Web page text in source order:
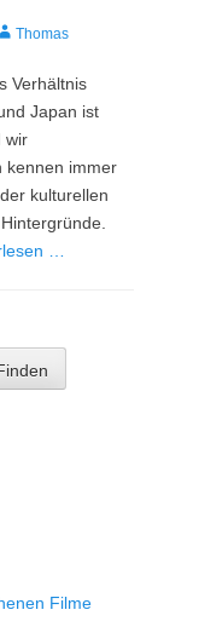
AutorThomas
Verhältnis
Japan ist
wir
kennen immer
kulturellen
…
Filme